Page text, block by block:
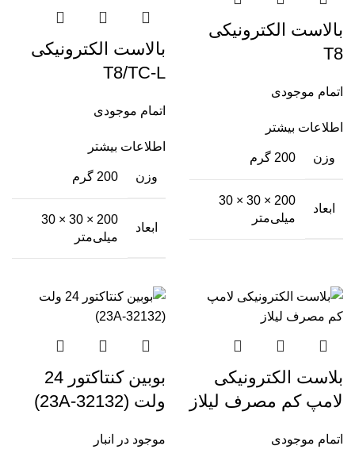
بالاست الکترونیکی
T8
اتمام موجودی
اطلاعات بیشتر
وزن 200 گرم
ابعاد
200 × 30 × 30
میلی‌متر
بالاست الکترونیکی
T8/TC-L
اتمام موجودی
اطلاعات بیشتر
وزن 200 گرم
ابعاد
200 × 30 × 30
میلی‌متر
بلاست الکترونیکی
لامپ کم مصرف لیلاز
اتمام موجودی
بوبین کنتاکتور 24
ولت (32132-23A)
موجود در انبار